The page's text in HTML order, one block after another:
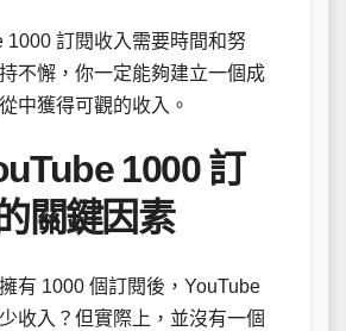
1000 訂閱收入需要時間和努
不懈，你一定能夠建立一個成
中獲得可觀的收入。
1000 訂
關鍵因素
有 1000 個訂閱後，YouTube
收入？但實際上，並沒有一個